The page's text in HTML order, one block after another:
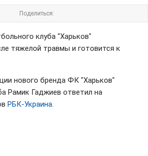
Поделиться:
клуба "Харьков"
тяжелой травмы и готовится к
нового бренда ФК "Харьков"
Рамик Гаджиев ответил на
РБК-Украина